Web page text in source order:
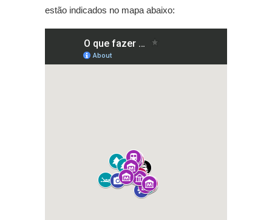
estão indicados no mapa abaixo: